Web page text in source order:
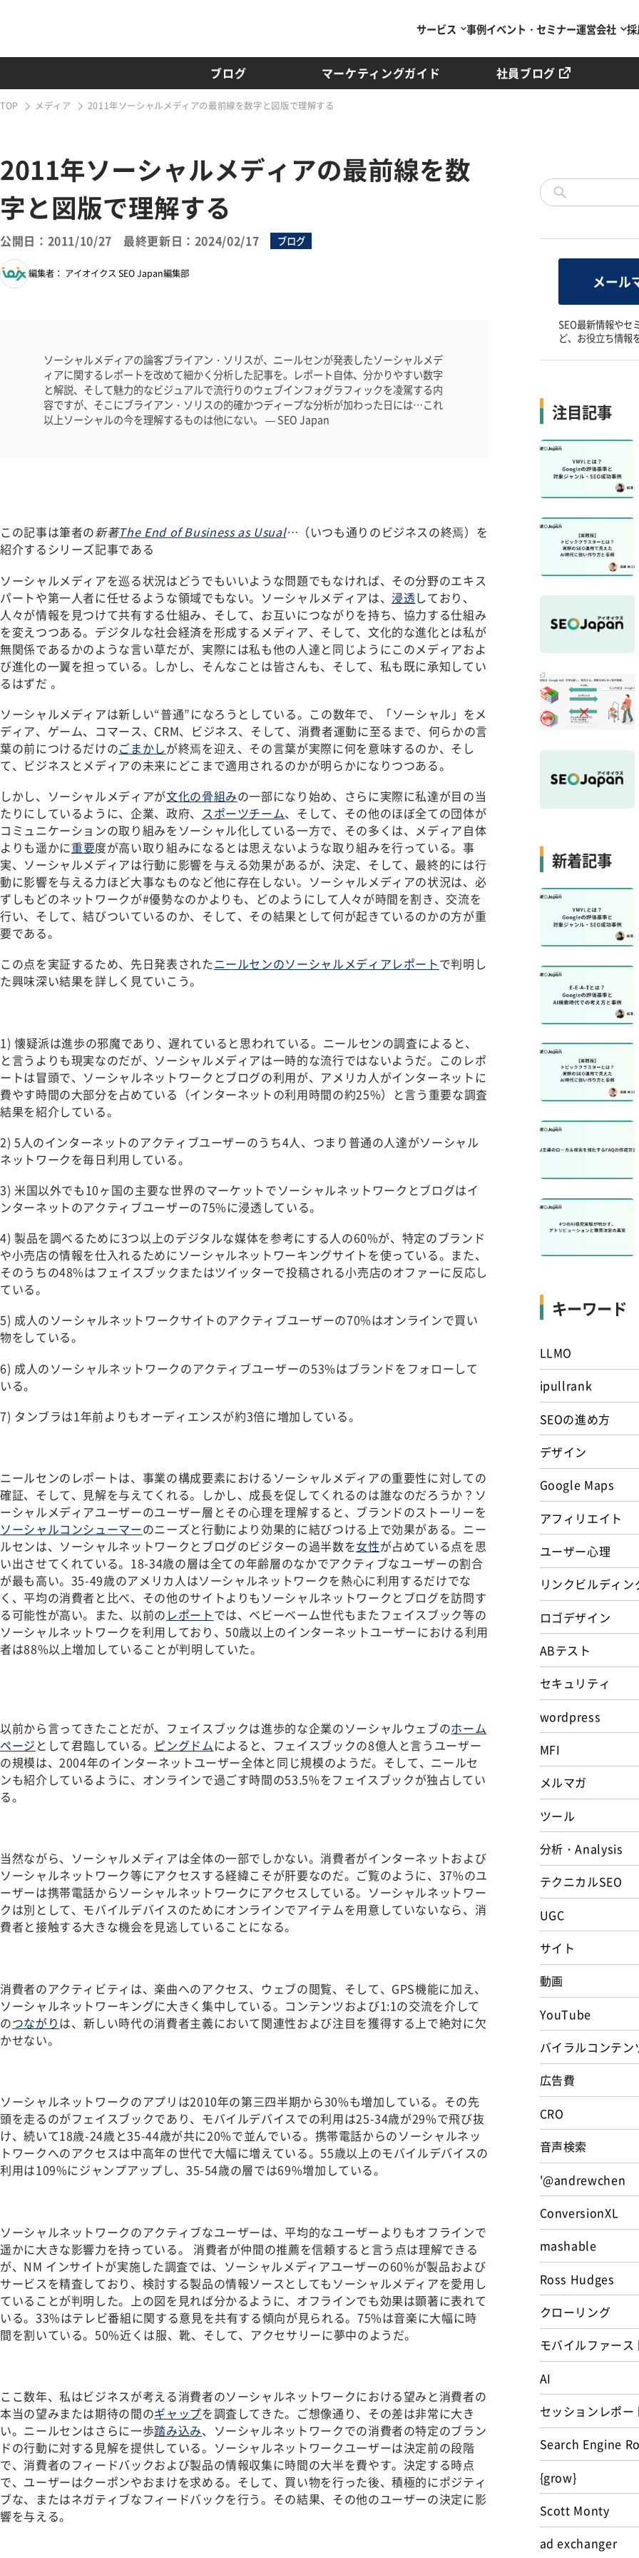
ブログ マーケティングガイド 社員ブログ
サービス 事例イベント・セミナー運営会社
TOP メディア 2011年ソーシャルメディアの最前線を数字と図版で理解する
2011年ソーシャルメディアの最前線を数
字と図版で理解する
公開日：2011/10/27 最終更新日：2024/02/17 ブログ
編集者： アイオイクス SEO Japan編集部
ソーシャルメディアの論客ブライアン・ソリスが、ニールセンが発表したソーシャルメデ
ィアに関するレポートを改めて細かく分析した記事を。レポート自体、分かりやすい数字
と解説、そして魅力的なビジュアルで流行りのウェブインフォグラフィックを凌駕する内
容ですが、そこにブライアン・ソリスの的確かつディープな分析が加わった日には…これ
以上ソーシャルの今を理解するものは他にない。 — SEO Japan
この記事は筆者の新著The End of Business as Usual… （いつも通りのビジネスの終焉）を
紹介するシリーズ記事である
ソーシャルメディアを巡る状況はどうでもいいような問題でもなければ、その分野のエキス
パートや第一人者に任せるような領域でもない。ソーシャルメディアは、浸透しており、
人々が情報を見つけて共有する仕組み、そして、お互いにつながりを持ち、協力する仕組み
を変えつつある。デジタルな社会経済を形成するメディア、そして、文化的な進化とは私が
無関係であるかのような言い草だが、実際には私も他の人達と同じようにこのメディアおよ
び進化の一翼を担っている。しかし、そんなことは皆さんも、そして、私も既に承知してい
るはずだ 。
ソーシャルメディアは新しい“普通”になろうとしている。この数年で、「ソーシャル」をメ
ディア、ゲーム、コマース、CRM、ビジネス、そして、消費者運動に至るまで、何らかの言
葉の前につけるだけのごまかしが終焉を迎え、その言葉が実際に何を意味するのか、そし
て、ビジネスとメディアの未来にどこまで適用されるのかが明らかになりつつある。
しかし、ソーシャルメディアが文化の骨組みの一部になり始め、さらに実際に私達が目の当
たりにしているように、企業、政府、 スポーツチーム、そして、その他のほぼ全ての団体が
コミュニケーションの取り組みをソーシャル化している一方で、その多くは、メディア自体
よりも遥かに重要度が高い取り組みになるとは思えないような取り組みを行っている。事
実、ソーシャルメディアは行動に影響を与える効果があるが、決定、そして、最終的には行
動に影響を与える力ほど大事なものなど他に存在しない。ソーシャルメディアの状況は、必
ずしもどのネットワークが#優勢なのかよりも、どのようにして人々が時間を割き、交流を
行い、そして、結びついているのか、そして、その結果として何が起きているのかの方が重
要である。
この点を実証するため、先日発表されたニールセンのソーシャルメディアレポートで判明し
た興味深い結果を詳しく見ていこう。
1) 懐疑派は進歩の邪魔であり、遅れていると思われている。ニールセンの調査によると、
と言うよりも現実なのだが、ソーシャルメディアは一時的な流行ではないようだ。このレポ
ートは冒頭で、ソーシャルネットワークとブログの利用が、アメリカ人がインターネットに
費やす時間の大部分を占めている（インターネットの利用時間の約25%）と言う重要な調査
結果を紹介している。
2) 5人のインターネットのアクティブユーザーのうち4人、つまり普通の人達がソーシャル
ネットワークを毎日利用している。
3) 米国以外でも10ヶ国の主要な世界のマーケットでソーシャルネットワークとブログはイ
ンターネットのアクティブユーザーの75%に浸透している。
4) 製品を調べるために3つ以上のデジタルな媒体を参考にする人の60%が、特定のブランド
や小売店の情報を仕入れるためにソーシャルネットワーキングサイトを使っている。また、
そのうちの48%はフェイスブックまたはツイッターで投稿される小売店のオファーに反応し
ている。
5) 成人のソーシャルネットワークサイトのアクティブユーザーの70%はオンラインで買い
物をしている。
6) 成人のソーシャルネットワークのアクティブユーザーの53%はブランドをフォローして
いる。
7) タンブラは1年前よりもオーディエンスが約3倍に増加している。
ニールセンのレポートは、事業の構成要素におけるソーシャルメディアの重要性に対しての
確証、そして、見解を与えてくれる。しかし、成長を促してくれるのは誰なのだろうか？ソ
ーシャルメディアユーザーのユーザー層とその心理を理解すると、ブランドのストーリーを
ソーシャルコンシューマーのニーズと行動により効果的に結びつける上で効果がある。ニー
ルセンは、ソーシャルネットワークとブログのビジターの過半数を女性が占めている点を思
い出させてくれている。18-34歳の層は全ての年齢層のなかでアクティブなユーザーの割合
が最も高い。35-49歳のアメリカ人はソーシャルネットワークを熱心に利用するだけでな
く、平均の消費者と比べ、その他のサイトよりもソーシャルネットワークとブログを訪問す
る可能性が高い。また、以前の レポートでは、ベビーベーム世代もまたフェイスブック等の
ソーシャルネットワークを利用しており、50歳以上のインターネットユーザーにおける利用
者は88%以上増加していることが判明していた。
以前から言ってきたことだが、フェイスブックは進歩的な企業のソーシャルウェブのホーム
ページ として君臨している。 ピングドムによると、フェイスブックの8億人と言うユーザー
の規模は、2004年のインターネットユーザー全体と同じ規模のようだ。そして、ニールセ
ンも紹介しているように、オンラインで過ごす時間の53.5%をフェイスブックが独占してい
る。
当然ながら、ソーシャルメディアは全体の一部でしかない。消費者がインターネットおよび
ソーシャルネットワーク等にアクセスする経緯こそが肝要なのだ。ご覧のように、37%のユ
ーザーは携帯電話からソーシャルネットワークにアクセスしている。ソーシャルネットワー
クは別として、モバイルデバイスのためにオンラインでアイテムを用意していないなら、消
費者と接触する大きな機会を見逃していることになる。
消費者のアクティビティは、楽曲へのアクセス、ウェブの閲覧、そして、GPS機能に加え、
ソーシャルネットワーキングに大きく集中している。コンテンツおよび1:1の交流を介して
のつながりは、新しい時代の消費者主義において関連性および注目を獲得する上で絶対に欠
かせない。
ソーシャルネットワークのアプリは2010年の第三四半期から30%も増加している。その先
頭を走るのがフェイスブックであり、モバイルデバイスでの利用は25-34歳が29%で飛び抜
け、続いて18歳-24歳と35-44歳が共に20%で並んでいる。携帯電話からのソーシャルネッ
トワークへのアクセスは中高年の世代で大幅に増えている。55歳以上のモバイルデバイスの
利用は109%にジャンプアップし、35-54歳の層では69%増加している。
ソーシャルネットワークのアクティブなユーザーは、平均的なユーザーよりもオフラインで
遥かに大きな影響力を持っている。 消費者が仲間の推薦を信頼すると言う点は理解できる
が、NM インサイトが実施した調査では、ソーシャルメディアユーザーの60%が製品および
サービスを精査しており、検討する製品の情報ソースとしてもソーシャルメディアを愛用し
ていることが判明した。上の図を見れば分かるように、オフラインでも効果は顕著に表れて
いる。33%はテレビ番組に関する意見を共有する傾向が見られる。75%は音楽に大幅に時
間を割いている。50%近くは服、靴、そして、アクセサリーに夢中のようだ。
ここ数年、私はビジネスが考える消費者のソーシャルネットワークにおける望みと消費者の
本当の望みまたは期待の間のギャップを調査してきた。ご想像通り、その差は非常に大き
い。ニールセンはさらに一歩踏み込み、ソーシャルネットワークでの消費者の特定のブラン
ドの行動に対する見解を提供している。ソーシャルネットワークユーザーは決定前の段階
で、消費者のフィードバックおよび製品の情報収集に時間の大半を費やす。決定する時点
で、ユーザーはクーポンやおまけを求める。そして、買い物を行った後、積極的にポジティ
ブな、またはネガティブなフィードバックを行う。その結果、その他のユーザーの決定に影
響を与える。
メール
SEO最新情報やセ
ど、お役立ち情報
注目記事
新着記事
キーワード
LLMO
ipullrank
SEOの進め方
デザイン
Google Maps
アフィリエイト
ユーザー心理
リンクビルディン
ロゴデザイン
ABテスト
セキュリティ
wordpress
MFI
メルマガ
ツール
分析・Analysis
テクニカルSEO
UGC
サイト
動画
YouTube
バイラルコンテン
広告費
CRO
音声検索
'@andrewchen
ConversionXL
mashable
Ross Hudges
クローリング
モバイルファー
AI
セッションレポー
Search Engine
{grow}
Scott Monty
ad exchanger